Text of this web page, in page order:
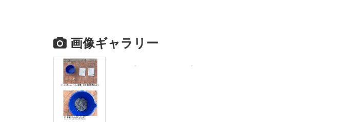
画像ギャラリー